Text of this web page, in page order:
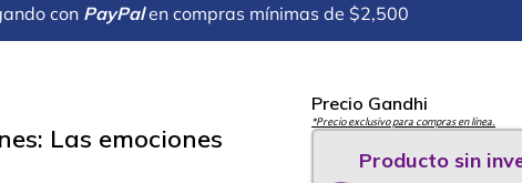
con PayPal en compras mínimas de $2,500
Las emociones
Precio Gandhi
*Precio exclusivo para compras en línea.